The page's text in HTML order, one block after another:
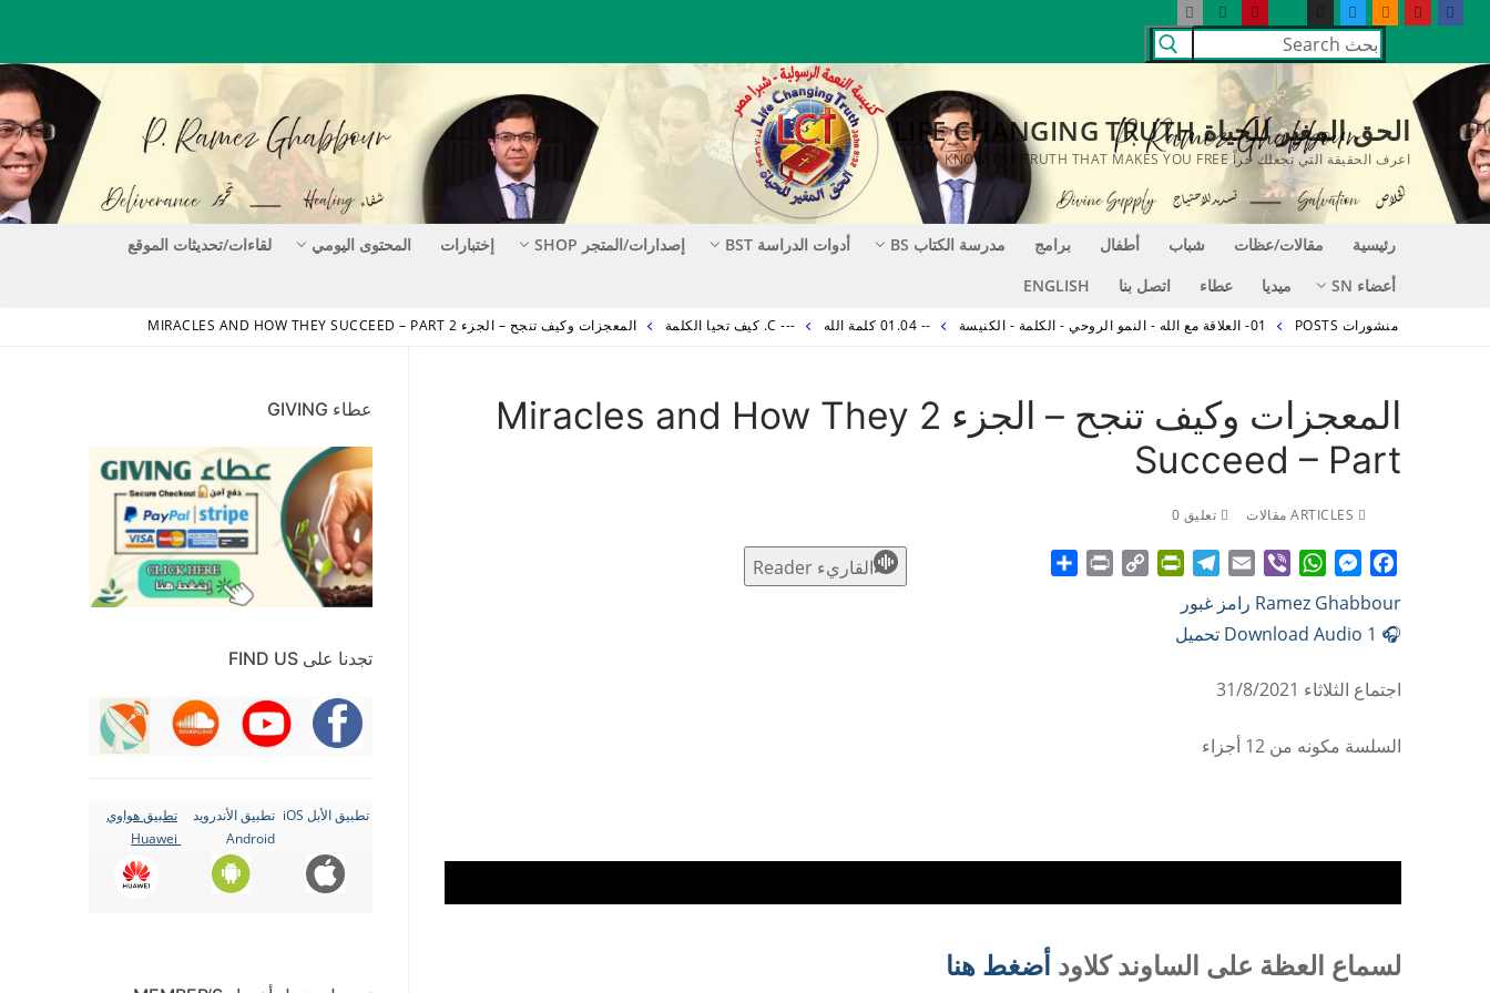
التجاوز
المحتوى
البحث
عن:
الحق المغير للحياة LIFE CHANGING TRUTH
اعرف الحقيقة التي تجعلك حراً KNOW THE TRUTH THAT MAKES YOU FREE
رئيسية مقالات/عظات شباب أطفال برامج مدرسة الكتاب BS أدوات الدراسة BST إصدارات/المتجر SHOP إختبارات المحتوى اليومي
لقاءات/تحديثات الموقع
أعضاء SN
ميديا عطاء اتصل بنا ENGLISH
منشورات POSTS 01- العلاقة مع الله - النمو الروحي - الكلمة - الكنيسة -- 01.04 كلمة الله --- C. كيف تحيا الكلمة المعجزات وكيف تنجح – الجزء 2 MIRACLES AND HOW THEY SUCCEED – PART
المعجزات وكيف تنجح – الجزء 2 Miracles and How They
Succeed – Part
تعليق 0
القاريء Reader
Facebook
Messenger
WhatsApp
Viber
Email
Ramez Ghabbour رامز غبور
🎧 Download Audio 1 تحميل
اجتماع الثلاثاء 31/8/2021
السلسة مكونه من 12 أجزاء
لسماع العظة على الساوند كلاود أضغط هنا
عطاء GIVING
تجدنا على FIND US
تطبيق الأبل iOS
تطبيق الأندرويد
Android
تطبيق هواوي